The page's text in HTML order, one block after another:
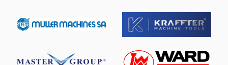
necesidades de soldadura.
Mitsubishi Aires Acondicionados
Oms Flejadoras